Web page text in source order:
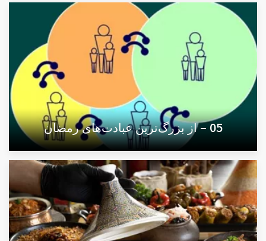
05 – از بزرگ‌ترین عبادت‌های رمضان